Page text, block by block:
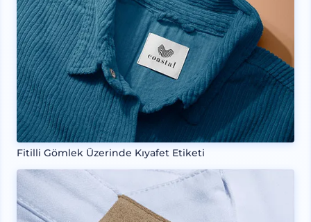
Fitilli Gömlek Üzerinde Kıyafet Etiketi